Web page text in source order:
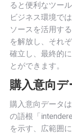
ると便利なツー
ビジネス環境で
ソースを活用す
を解放し、それ
確立し、最終的
とができます。
購入意向
購入意向データ
の語根「
を示す、広範囲